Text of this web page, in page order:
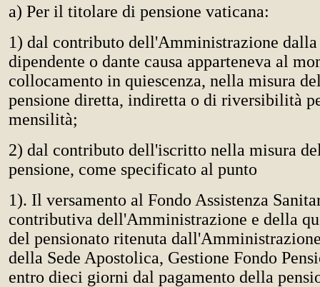
a) Per il titolare di pensione vaticana:
1) dal contributo dell'Amministrazione
dipendente o dante causa apparteneva al
collocamento in quiescenza, nella misura
pensione diretta, indiretta o di riversibilità
mensilità;
2) dal contributo dell'iscritto nella misura
pensione, come specificato al punto
1). Il versamento al Fondo Assistenza
contributiva dell'Amministrazione e della
del pensionato ritenuta
della Sede Apostolica, Gestione Fondo
entro dieci giorni dal pagamento della